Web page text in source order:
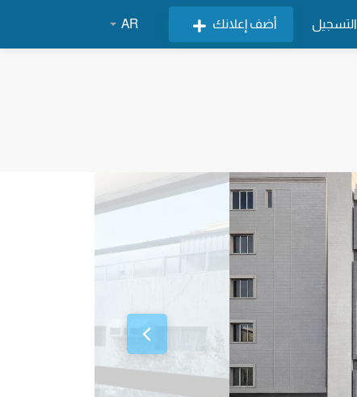
التسجيل أضف إعلانك AR